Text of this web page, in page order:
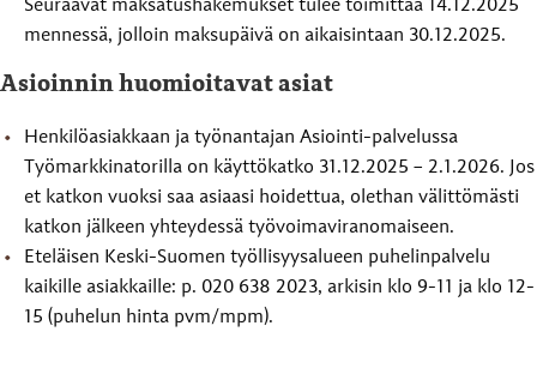
Seuraavat maksatushakemukset tulee toimittaa 14.12.2025
mennessä, jolloin maksupäivä on aikaisintaan 30.12.2025.
Asioinnin huomioitavat asiat
Henkilöasiakkaan ja työnantajan Asiointi-palvelussa
Työmarkkinatorilla on käyttökatko 31.12.2025 – 2.1.2026. Jos
et katkon vuoksi saa asiaasi hoidettua, olethan välittömästi
katkon jälkeen yhteydessä työvoimaviranomaiseen.
Eteläisen Keski-Suomen työllisyysalueen puhelinpalvelu
kaikille asiakkaille: p. 020 638 2023, arkisin klo 9-11 ja klo 12-
15 (puhelun hinta pvm/mpm).